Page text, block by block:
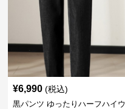
¥6,990 (税込)
黒パンツ ゆったりハーフハイウ